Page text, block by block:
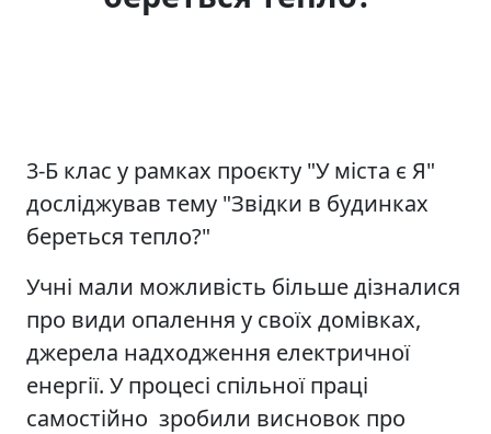
3-Б клас у рамках проєкту "У міста є Я"
досліджував тему "Звідки в будинках
береться тепло?"
Учні мали можливість більше дізналися
про види опалення у своїх домівках,
джерела надходження електричної
енергії. У процесі спільної праці
самостійно зробили висновок про